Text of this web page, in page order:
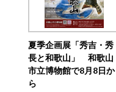
夏季企画展「秀吉・秀
長と和歌山」 和歌山
市立博物館で8月8日か
ら